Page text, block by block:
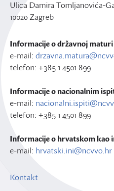
Ulica Damira Tomljanovića-
10020 Zagreb
Informacije o državnoj maturi
e-mail:
telefon: +385 1 4501 899
Informacije o nacionalnim
e-mail:
telefon: +385 1 4501 899
Informacije o hrvatskom kao
e-mail: hrvatski.ini@ncvvo.hr
Kontakt